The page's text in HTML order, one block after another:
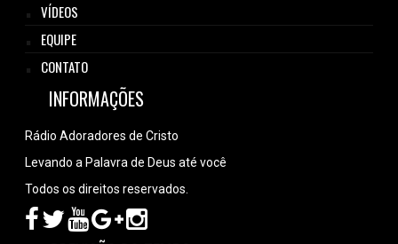
VÍDEOS
EQUIPE
CONTATO
INFORMAÇÕES
Rádio Adoradores de Cristo
Levando a Palavra de Deus até você
Todos os direitos reservados.